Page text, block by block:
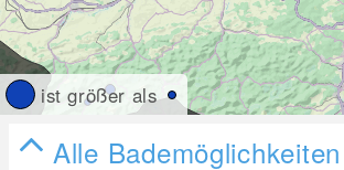
ist größer als
Alle